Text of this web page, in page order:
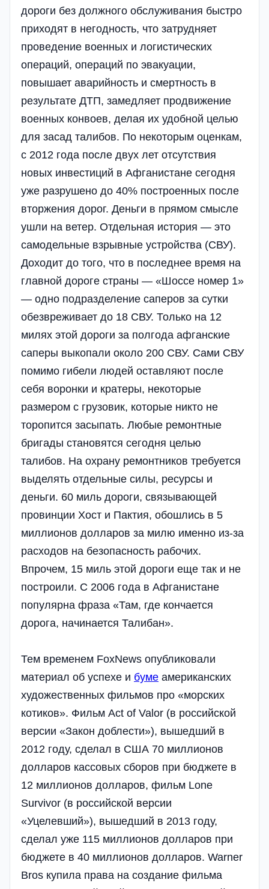
дороги без должного обслуживания быстро
приходят в негодность, что затрудняет
проведение военных и логистических
операций, операций по эвакуации,
повышает аварийность и смертность в
результате ДТП, замедляет продвижение
военных конвоев, делая их удобной целью
для засад талибов. По некоторым оценкам,
с 2012 года после двух лет отсутствия
новых инвестиций в Афганистане сегодня
уже разрушено до 40% построенных после
вторжения дорог. Деньги в прямом смысле
ушли на ветер. Отдельная история — это
самодельные взрывные устройства (СВУ).
Доходит до того, что в последнее время на
главной дороге страны — «Шоссе номер 1»
— одно подразделение саперов за сутки
обезвреживает до 18 СВУ. Только на 12
милях этой дороги за полгода афганские
саперы выкопали около 200 СВУ. Сами СВУ
помимо гибели людей оставляют после
себя воронки и кратеры, некоторые
размером с грузовик, которые никто не
торопится засыпать. Любые ремонтные
бригады становятся сегодня целью
талибов. На охрану ремонтников требуется
выделять отдельные силы, ресурсы и
деньги. 60 миль дороги, связывающей
провинции Хост и Пактия, обошлись в 5
миллионов долларов за милю именно из-за
расходов на безопасность рабочих.
Впрочем, 15 миль этой дороги еще так и не
построили. С 2006 года в Афганистане
популярна фраза «Там, где кончается
дорога, начинается Талибан».
Тем временем FoxNews опубликовали
материал об успехе и буме американских
художественных фильмов про «морских
котиков». Фильм Act of Valor (в российской
версии «Закон доблести»), вышедший в
2012 году, сделал в США 70 миллионов
долларов кассовых сборов при бюджете в
12 миллионов долларов, фильм Lone
Survivor (в российской версии
«Уцелевший»), вышедший в 2013 году,
сделал уже 115 миллионов долларов при
бюджете в 40 миллионов долларов. Warner
Bros купила права на создание фильма